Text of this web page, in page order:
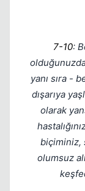
7-10:
yanı sıra -
dışarıya
olarak
biçiminiz,
olumsuz